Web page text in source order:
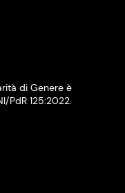
di Genere è
PdR 125:2022.